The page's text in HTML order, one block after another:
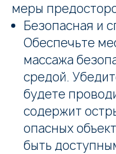
меры
Безопасная и
Обеспечьте
массажа
средой.
будете
содержит
опасных
быть